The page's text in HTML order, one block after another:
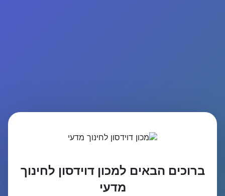
ברוכים הבאים למכון דוידסון לחינוך
מדעי